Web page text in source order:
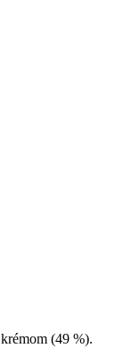
(49 %).